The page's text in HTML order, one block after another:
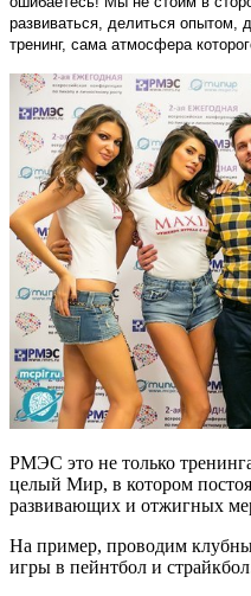
развиваться, делиться опытом,
тренинг, сама атмосфера
РМЭС это не только
целый Мир, в котором
развивающих и отжигных
На пример, проводим
игры в пейнтбол и